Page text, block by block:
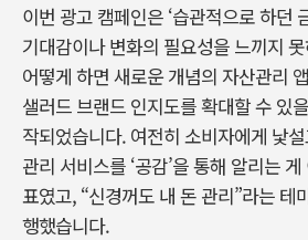
이번 광고 캠페인은 ‘습관적으로 하던
기대감이나 변화의 필요성을 느끼지
어떻게 하면 새로운 개념의 자산관리
샐러드 브랜드 인지도를 확대할 수 있
작되었습니다. 여전히 소비자에게 낯
관리 서비스를 ‘공감’을 통해 알리는
표였고, “신경꺼도 내 돈 관리”라는 테
행했습니다.